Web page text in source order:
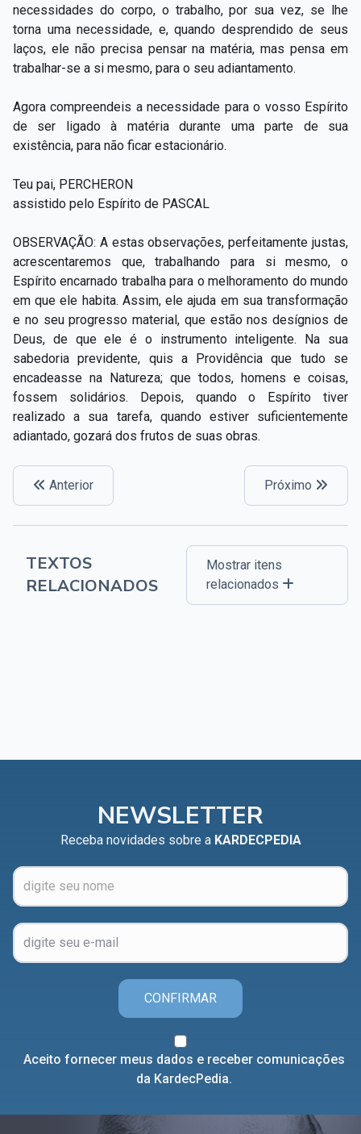
necessidades do corpo, o trabalho, por sua vez, se lhe
torna uma necessidade, e, quando desprendido de seus
laços, ele não precisa pensar na matéria, mas pensa em
trabalhar-se a si mesmo, para o seu adiantamento.
Agora compreendeis a necessidade para o vosso Espírito
de ser ligado à matéria durante uma parte de sua
existência, para não ficar estacionário.
Teu pai, PERCHERON
assistido pelo Espírito de PASCAL
OBSERVAÇÃO: A estas observações, perfeitamente justas,
acrescentaremos que, trabalhando para si mesmo, o
Espírito encarnado trabalha para o melhoramento do mundo
em que ele habita. Assim, ele ajuda em sua transformação
e no seu progresso material, que estão nos desígnios de
Deus, de que ele é o instrumento inteligente. Na sua
sabedoria previdente, quis a Providência que tudo se
encadeasse na Natureza; que todos, homens e coisas,
fossem solidários. Depois, quando o Espírito tiver
realizado a sua tarefa, quando estiver suficientemente
adiantado, gozará dos frutos de suas obras.
Anterior Próximo
TEXTOS
RELACIONADOS
Mostrar itens
relacionados
NEWSLETTER
Receba novidades sobre a KARDECPEDIA
CONFIRMAR
Aceito fornecer meus dados e receber comunicações
da KardecPedia.